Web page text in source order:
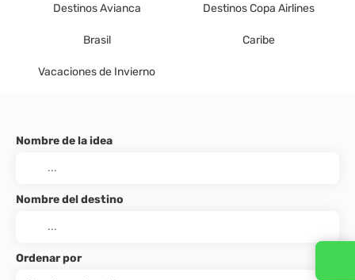
Destinos Avianca Destinos Copa Airlines
Brasil Caribe
Vacaciones de Invierno
Nombre de la idea
Nombre del destino
Ordenar por